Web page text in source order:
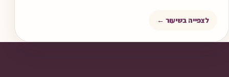
לצפייה בשיעור ←